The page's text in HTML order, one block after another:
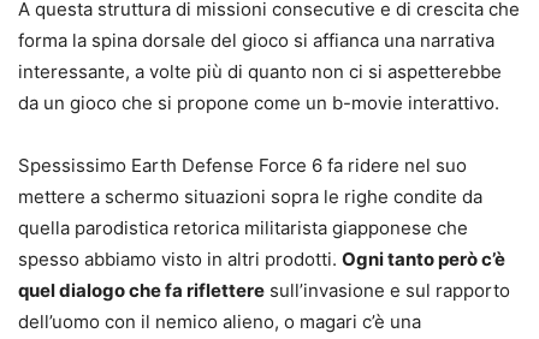
A questa struttura di missioni consecutive e di crescita che
forma la spina dorsale del gioco si affianca una narrativa
interessante, a volte più di quanto non ci si aspetterebbe
da un gioco che si propone come un b-movie interattivo.
Spessissimo Earth Defense Force 6 fa ridere nel suo
mettere a schermo situazioni sopra le righe condite da
quella parodistica retorica militarista giapponese che
spesso abbiamo visto in altri prodotti. Ogni tanto però c’è
quel dialogo che fa riflettere sull’invasione e sul rapporto
dell’uomo con il nemico alieno, o magari c’è una